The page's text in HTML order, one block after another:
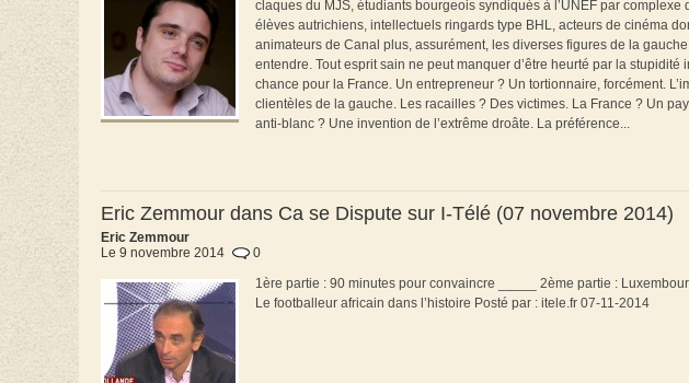
claques du MJS, étudiants bourgeois syndiqués à l’UNEF par
élèves autrichiens, intellectuels ringards type BHL, acteurs de cinéma
animateurs de Canal plus, assurément, les diverses figures de la
entendre. Tout esprit sain ne peut manquer d’être heurté par la
chance pour la France. Un entrepreneur ? Un tortionnaire, forcément.
clientèles de la gauche. Les racailles ? Des victimes. La France ? Un
anti-blanc ? Une invention de l’extrême droâte. La préférence...
Eric Zemmour dans Ca se Dispute sur I-Télé (07 novembre 2014)
Eric Zemmour
Le 9 novembre 2014
0
1ère partie : 90 minutes pour convaincre _____ 2ème partie :
Le footballeur africain dans l’histoire Posté par : itele.fr 07-11-2014